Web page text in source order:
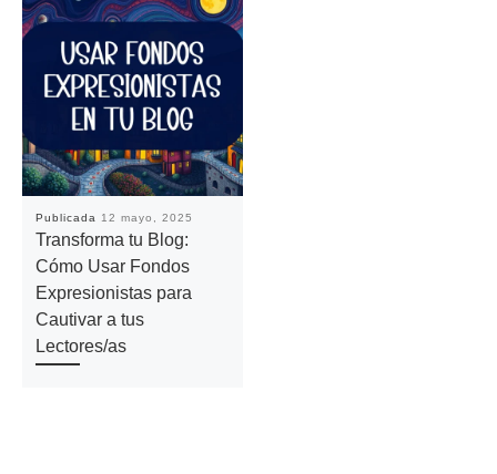
Publicada 12 mayo, 2025
Transforma tu Blog:
Cómo Usar Fondos
Expresionistas para
Cautivar a tus
Lectores/as